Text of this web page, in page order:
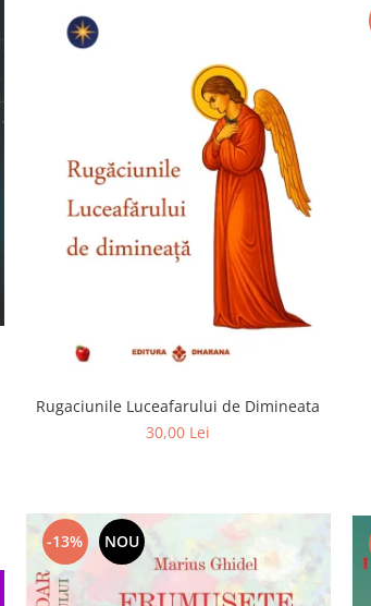
Rugaciunile Luceafarului de Dimineata
30,00 Lei
-13% NOU